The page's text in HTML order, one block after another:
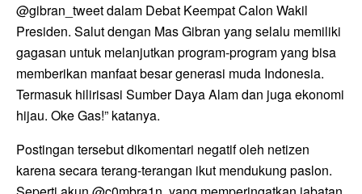
@gibran_tweet dalam Debat Keempat Calon Wakil
Presiden. Salut dengan Mas Gibran yang selalu memiliki
gagasan untuk melanjutkan program-program yang bisa
memberikan manfaat besar generasi muda Indonesia.
Termasuk hilirisasi Sumber Daya Alam dan juga ekonomi
hijau. Oke Gas!” katanya.
Postingan tersebut dikomentari negatif oleh netizen
karena secara terang-terangan ikut mendukung paslon.